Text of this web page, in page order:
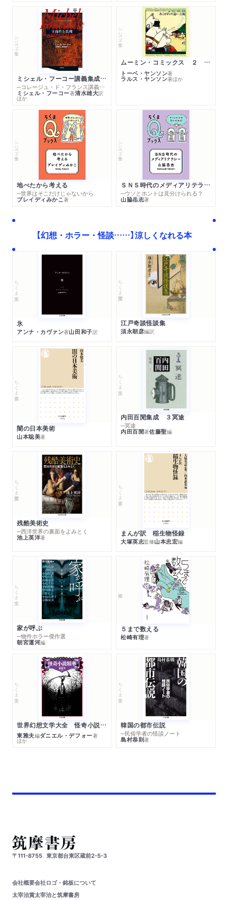
シリーズ・全集
ミシェル・フーコー講義集成１０ 主体性と真理
─コレージュ・ド・フランス講義１９８０－１９８１年度
ミシェル・フーコー著清水雄大訳
ほか
シリーズ・全集
ムーミン・コミックス ２ あこがれの遠い土地
トーベ・ヤンソン著
ラルス・ヤンソン著ほか
シリーズ・全集
地べたから考える
─世界はそこだけじゃないから
ブレイディみかこ著
シリーズ・全集
ＳＮＳ時代のメディアリテラシー
─ウソとホントは見分けられる？
山脇岳志著
【幻想・ホラー・怪談……】涼しくなれる本
ちくま文庫
氷
アンナ・カヴァン著山田和子訳
ちくま学芸文庫
江戸奇談怪談集
須永朝彦編訳
ちくま新書
闇の日本美術
山本聡美著
ちくま文庫
内田百閒集成 ３冥途
─冥途
内田百閒著佐藤聖編
ちくま学芸文庫
残酷美術史
─西洋世界の裏面をよみとく
池上英洋著
ちくま新書
まんが訳 稲生物怪録
大塚英志監修山本忠宏編
ちくま文庫
家が呼ぶ
─物件ホラー傑作選
朝宮運河編
５まで数える
松崎有理著
ちくま文庫
世界幻想文学大全 怪奇小説精華
東雅夫編ダニエル・デフォー著
ほか
ちくま文庫
韓国の都市伝説
─民俗学者の怪談ノート
島村恭則著
〒111-8755 東京都台東区蔵前2-5-3
会社概要会社ロゴ・銘板について
太宰治賞太宰治と筑摩書房